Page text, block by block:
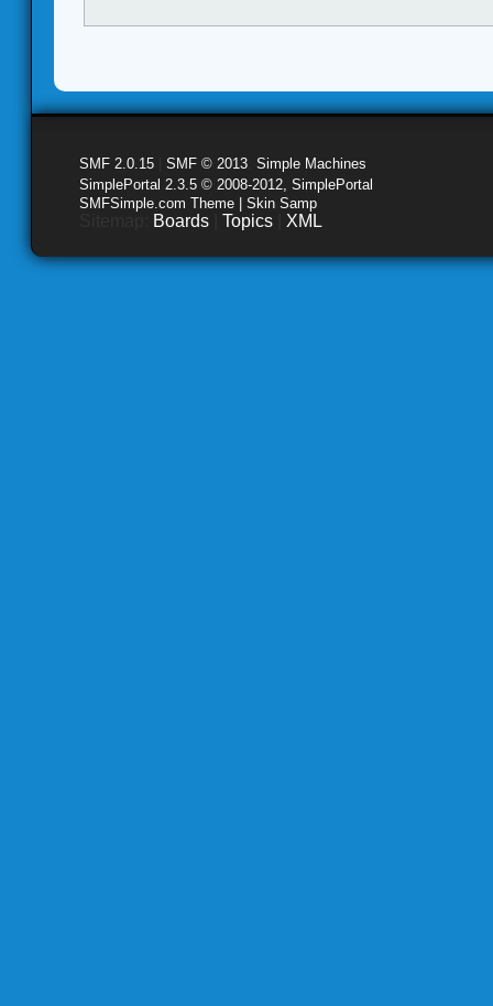
SMF 2.0.15 SMF © 2013 Simple Machines
SimplePortal 2.3.5 © 2008-2012, SimplePortal
SMFSimple.com Theme | Skin Samp
Boards Topics XML